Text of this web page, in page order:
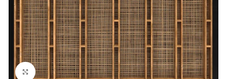
Нажмите, чтобы увеличить